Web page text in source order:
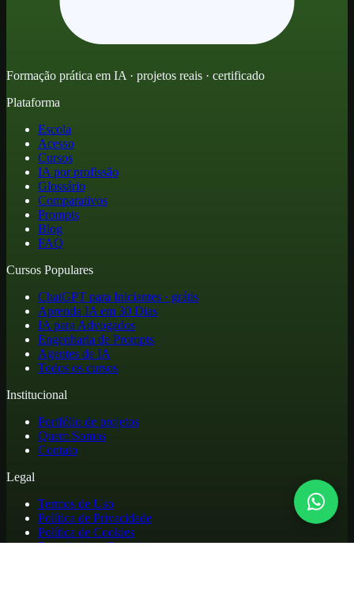
Formação prática em IA · projetos reais · certificado
Plataforma
Escola
Acesso
Cursos
IA por profissão
Glossário
Comparativos
Prompts
Blog
FAQ
Cursos Populares
ChatGPT para Iniciantes · grátis
Aprenda IA em 30 Dias
IA para Advogados
Engenharia de Prompts
Agentes de IA
Todos os cursos
Institucional
Portfólio de projetos
Quem Somos
Contato
Legal
Termos de Uso
Política de Privacidade
Política de Cookies
Reembolso e Cancelamento